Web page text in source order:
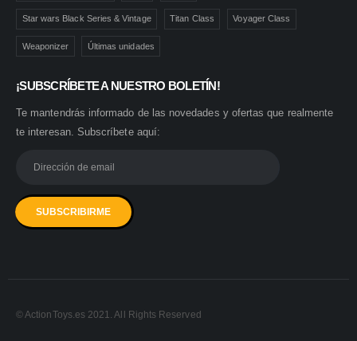
Star wars Black Series & Vintage Titan Class Voyager Class
Weaponizer Últimas unidades
¡SUBSCRÍBETE A NUESTRO BOLETÍN!
Te mantendrás informado de las novedades y ofertas que realmente
te interesan. Subscríbete aquí:
© ActionToys.es 2021. All Rights Reserved